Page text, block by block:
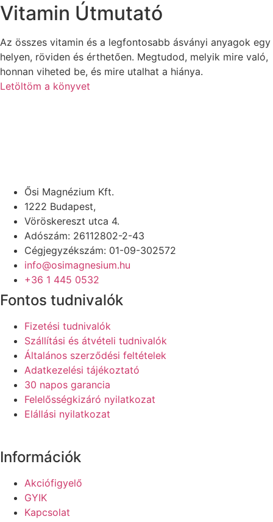
Vitamin Útmutató
Az összes vitamin és a legfontosabb ásványi anyagok egy
helyen, röviden és érthetően. Megtudod, melyik mire való,
honnan viheted be, és mire utalhat a hiánya.
Letöltöm a könyvet
Ősi Magnézium Kft.
1222 Budapest,
Vöröskereszt utca 4.
Adószám: 26112802-2-43
Cégjegyzékszám: 01-09-302572
info@osimagnesium.hu
+36 1 445 0532
Fontos tudnivalók
Fizetési tudnivalók
Szállítási és átvételi tudnivalók
Általános szerződési feltételek
Adatkezelési tájékoztató
30 napos garancia
Felelősségkizáró nyilatkozat
Elállási nyilatkozat
Információk
Akciófigyelő
GYIK
Kapcsolat